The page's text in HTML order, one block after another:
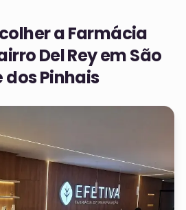
a Farmácia
Del Rey em São
dos Pinhais